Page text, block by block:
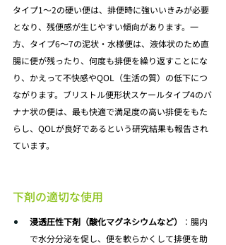
タイプ1～2の硬い便は、排便時に強いいきみが必要
となり、残便感が生じやすい傾向があります。一
方、タイプ6～7の泥状・水様便は、液体状のため直
腸に便が残ったり、何度も排便を繰り返すことにな
り、かえって不快感やQOL（生活の質）の低下につ
ながります。ブリストル便形状スケールタイプ4のバ
ナナ状の便は、最も快適で満足度の高い排便をもた
らし、QOLが良好であるという研究結果も報告され
ています。
下剤の適切な使用
浸透圧性下剤（酸化マグネシウムなど）
：腸内
で水分分泌を促し、便を軟らかくして排便を助